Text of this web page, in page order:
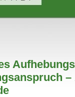
–